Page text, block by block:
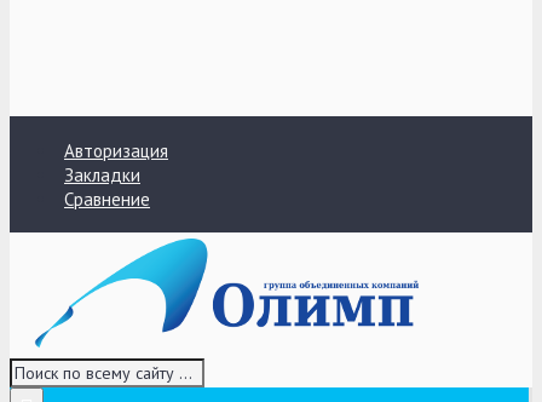
Авторизация
Закладки
Сравнение